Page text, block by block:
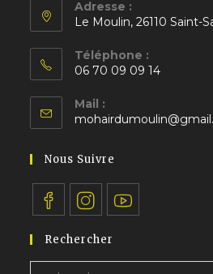
Adresse :
Le Moulin, 26110 Saint-
dans
un
nouvel
onglet
Téléphone :
06 70 09 09 14
dans
votre
Mail :
Nous Suivre
dans
un
dans
un
dans
un
Rechercher